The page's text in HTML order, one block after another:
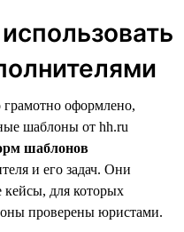
оформлено,
шаблоны от hh.ru
шаблонов
и его задач. Они
для которых
проверены юристами.